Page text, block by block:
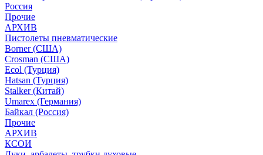
Россия
Прочие
АРХИВ
Пистолеты пневматические
Borner (США)
Crosman (США)
Ecol (Турция)
Hatsan (Турция)
Stalker (Китай)
Umarex (Германия)
Байкал (Россия)
Прочие
АРХИВ
КСОИ